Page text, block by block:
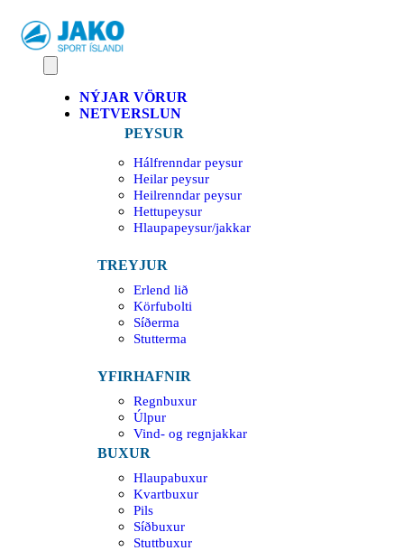
NÝJAR VÖRUR
NETVERSLUN
PEYSUR
Hálfrenndar peysur
Heilar peysur
Heilrenndar peysur
Hettupeysur
Hlaupapeysur/jakkar
TREYJUR
Erlend lið
Körfubolti
Síðerma
Stutterma
YFIRHAFNIR
Regnbuxur
Úlpur
Vind- og regnjakkar
BUXUR
Hlaupabuxur
Kvartbuxur
Pils
Síðbuxur
Stuttbuxur